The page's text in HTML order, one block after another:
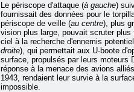
Le périscope d'attaque (à gauche)
fournissait des données pour le
périscope de veille (au centre), plus
vision plus large, pouvait scruter
ciel à la recherche d'ennemis
droite), qui permettait aux U-boote
surface, propulsés par leurs moteurs
réponse à la menace des avions
1943, rendaient leur survie à la
impossible.